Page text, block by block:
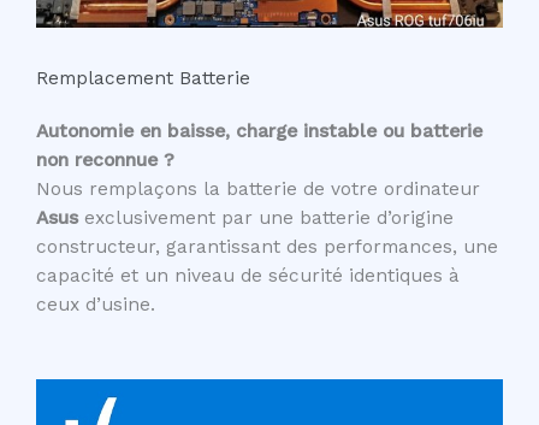
Remplacement Batterie
Autonomie en baisse, charge instable ou batterie
non reconnue ?
Nous remplaçons la batterie de votre ordinateur
Asusexclusivement par une batterie d’origine
constructeur, garantissant des performances, une
capacité et un niveau de sécurité identiques à
ceux d’usine.